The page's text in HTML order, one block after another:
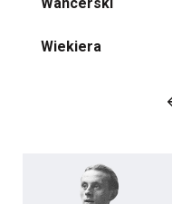
Wiekiera